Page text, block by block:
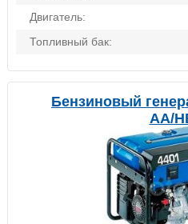
Двигатель:
Топливный бак:
Бензиновый
AА/